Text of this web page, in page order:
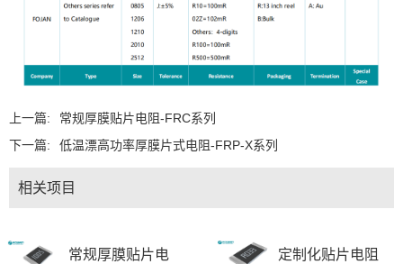
上一篇:
常规厚膜贴片电阻-FRC系列
下一篇:
低温漂高功率厚膜片式电阻-FRP-X系列
相关项目
常规厚膜贴片电 定制化贴片电阻